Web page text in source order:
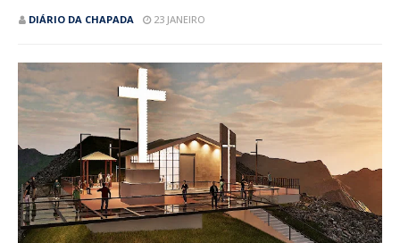
DIÁRIO DA CHAPADA 23 JANEIRO